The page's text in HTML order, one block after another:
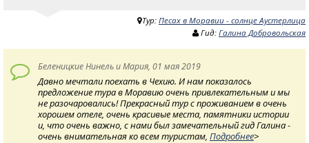
Тур: Песах в Моравии - солнце Аустерлица
Гид: Галина Добровольская
Беленицкие Нинель и Мария, 01 мая 2019
Давно мечтали поехать в Чехию. И нам показалось
предложение тура в Моравию очень привлекательным и мы
не разочаровались! Прекрасный тур с проживанием в очень
хорошем отеле, очень красивые места, памятники истории
и, что очень важно, с нами был замечательный гид Галина -
очень внимательная ко всем туристам, Подробнее>